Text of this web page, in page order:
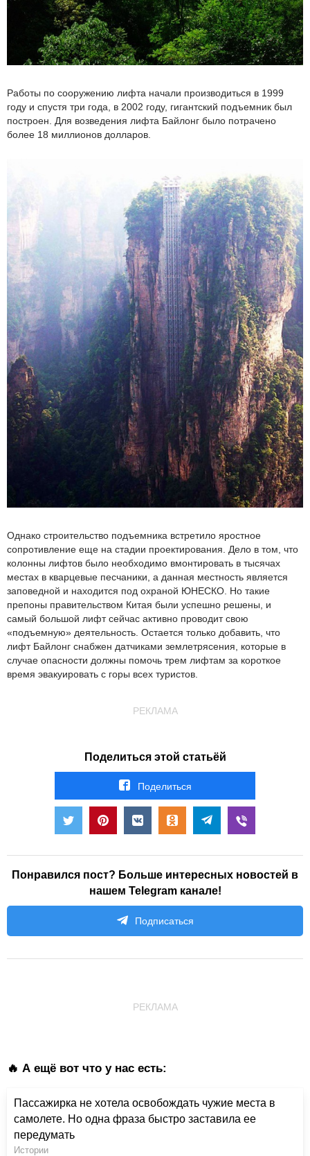
Работы по сооружению лифта начали производиться в 1999
году и спустя три года, в 2002 году, гигантский подъемник был
построен. Для возведения лифта Байлонг было потрачено
более 18 миллионов долларов.
Однако строительство подъемника встретило яростное
сопротивление еще на стадии проектирования. Дело в том, что
колонны лифтов было необходимо вмонтировать в тысячах
местах в кварцевые песчаники, а данная местность является
заповедной и находится под охраной ЮНЕСКО. Но такие
препоны правительством Китая были успешно решены, и
самый большой лифт сейчас активно проводит свою
«подъемную» деятельность. Остается только добавить, что
лифт Байлонг снабжен датчиками землетрясения, которые в
случае опасности должны помочь трем лифтам за короткое
время эвакуировать с горы всех туристов.
РЕКЛАМА
Поделиться этой статьёй
Поделиться
Понравился пост? Больше интересных новостей в
нашем Telegram канале!
Подписаться
РЕКЛАМА
🔥 А ещё вот что у нас есть:
Пассажирка не хотела освобождать чужие места в
самолете. Но одна фраза быстро заставила ее
передумать
Истории